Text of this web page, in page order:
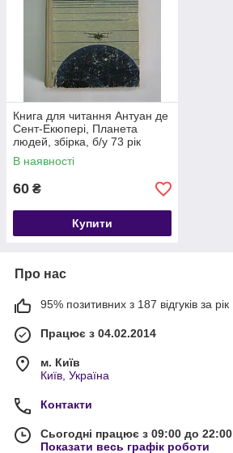
Книга для читання Антуан де
Сент-Екюпері, Планета
людей, збірка, б/у 73 рік
В наявності
60 ₴
Купити
Про нас
95% позитивних з 187 відгуків за рік
Працює з 04.02.2014
м. Київ
Київ, Україна
Контакти
Сьогодні працює з 09:00 до 22:00
Показати весь графік роботи